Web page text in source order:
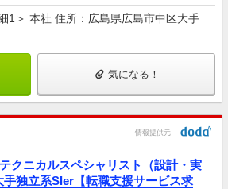
1＞ 本社 住所：広島県広島市中区大手
気になる！
情報提供元
クニカルスペシャリスト（設計・実
独立系SIer【転職支援サービス求